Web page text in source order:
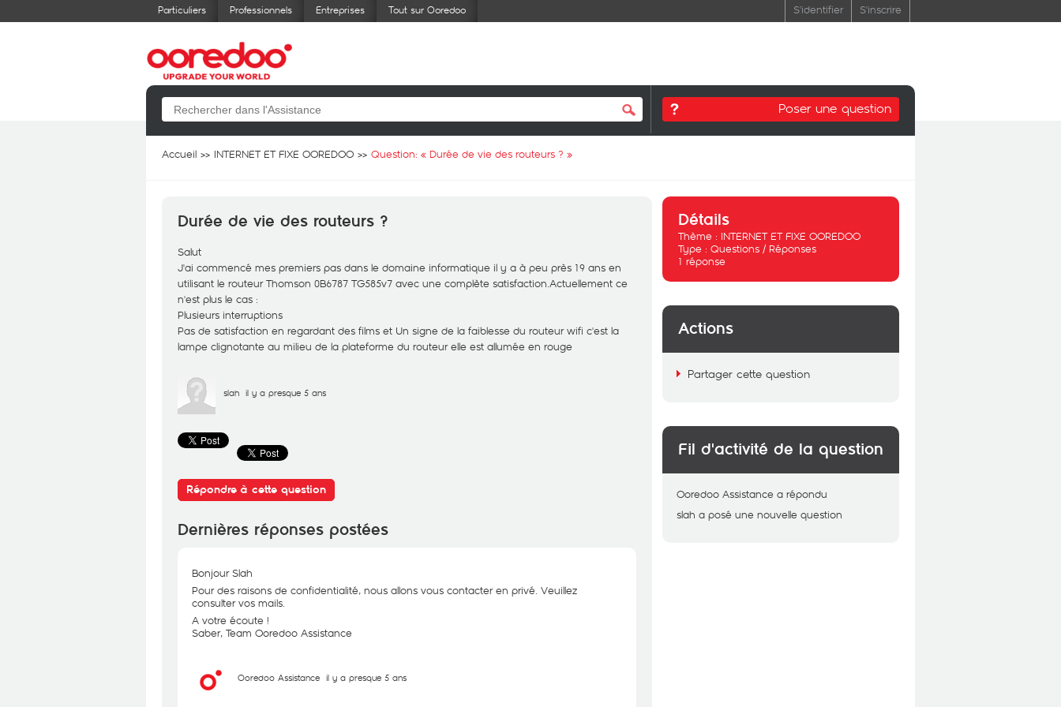
Particuliers Professionnels Entreprises Tout sur Ooredoo S'identifier S'inscrire
Poser une question
Accueil INTERNET ET FIXE OOREDOO Question: « Durée de vie des routeurs ? »
Durée de vie des routeurs ?
Salut
J'ai commencé mes premiers pas dans le domaine informatique il y a à peu près 19 ans en
utilisant le routeur Thomson 0B6787 TG585v7 avec une complète satisfaction.Actuellement ce
n'est plus le cas :
Plusieurs interruptions
Pas de satisfaction en regardant des films et Un signe de la faiblesse du routeur wifi c'est la
lampe clignotante au milieu de la plateforme du routeur elle est allumée en rouge
slah il y a presque 5 ans
Répondre à cette question
Dernières réponses postées
Bonjour Slah
Pour des raisons de confidentialité, nous allons vous contacter en privé. Veuillez
consulter vos mails.
A votre écoute !
Saber, Team Ooredoo Assistance
Ooredoo Assistance il y a presque 5 ans
Détails
Thème : INTERNET ET FIXE OOREDOO
Type : Questions / Réponses
1 réponse
Actions
Partager cette question
Fil d'activité de la question
Ooredoo Assistance a répondu
slah a posé une nouvelle question